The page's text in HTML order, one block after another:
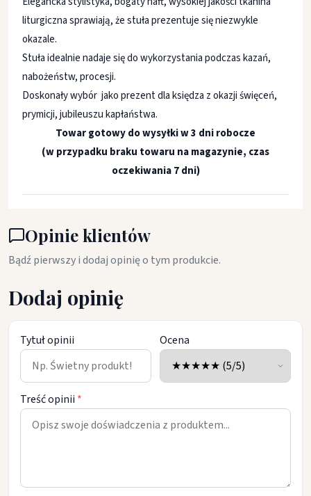
liturgiczna sprawiają, że stuła prezentuje się niezwykle
okazale.
Stuła idealnie nadaje się do wykorzystania podczas kazań,
nabożeństw, procesji.
Doskonały wybór jako prezent dla księdza z okazji święceń,
prymicji, jubileuszu kapłaństwa.
Towar gotowy do wysyłki w 3 dni robocze
(w przypadku braku towaru na magazynie, czas
oczekiwania 7 dni)
Opinie klientów
Bądź pierwszy i dodaj opinię o tym produkcie.
Dodaj opinię
Tytuł opinii Ocena
Treść opinii *